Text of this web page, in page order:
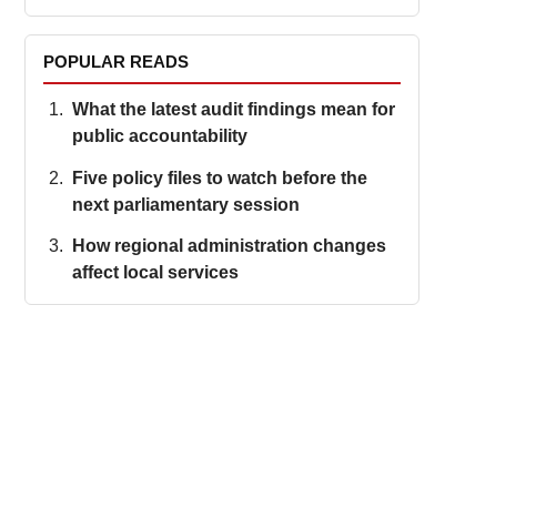
POPULAR READS
What the latest audit findings mean for
public accountability
Five policy files to watch before the
next parliamentary session
How regional administration changes
affect local services